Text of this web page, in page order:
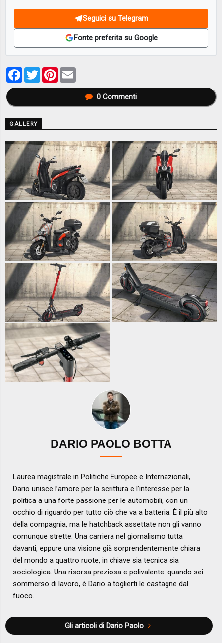
Seguici su Telegram
Fonte preferita su Google
Facebook
TwitterPinterest
0Commenti
GALLERY
DARIO PAOLO BOTTA
Laurea magistrale in Politiche Europee e Internazionali,
Dario unisce l’amore per la scrittura e l’interesse per la
politica a una forte passione per le automobili, con un
occhio di riguardo per tutto ciò che va a batteria. È il più alto
della compagnia, ma le hatchback assettate non gli vanno
comunque strette. Una carriera nel giornalismo tutta
davanti, eppure una visione già sorprendentemente chiara
del mondo a quattro ruote, in chiave sia tecnica sia
sociologica. Una risorsa preziosa e polivalente: quando sei
sommerso di lavoro, è Dario a toglierti le castagne dal
fuoco.
Gli articoli di Dario Paolo